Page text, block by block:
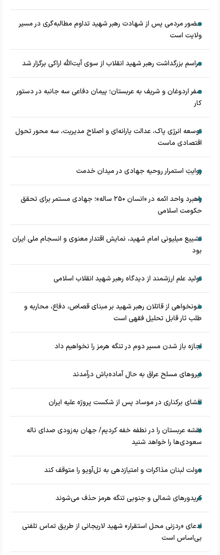
حضور مردمی پس از شهادت رهبر شهید تداوم مطالبه‌گری در مسیر
ولایت است
مراسم بزرگداشت رهبر شهید انقلاب از سوی آیت‌الله اراکی برگزار شد
سفر اردوغان و شریف به عربستان؛ پیمان دفاعی سه جانبه در دستور
کار
توسعه انرژی پاک، عدالت یارانه‌ای و اصلاح مدیریت، سه محور تحول
اقتصادی ماست
روایتِ استمرار روحیه جهادی در میدان خدمت
راهبرد واحد ائمه در «انسان ۲۵۰ ساله»؛ جهادی مستمر برای تحقق
حکومت اسلامی
تشییع میلیونی امام شهید، نمایش اقتدار معنوی و انسجام ملی ایران
بود
تولید علم ارزشمند از دیدگاه رهبر شهید انقلاب اسلامی
خونخواهی از قاتلان رهبر شهید بر مبنای قصاص، دفاع، محاربه و
طلب ثار قابل تحلیل فقهی است
اجازه باز شدن مسیر دوم در تنگه هرمز را نخواهیم داد
نیروهای مسلح عراق به حال آماده‌باش درآمدند
افشای برکناری در موساد پس از شکست پروژه علیه ایران
نقشه عربستان را در نطفه خفه کردیم/ جهان به‌زودی صدای ناله
سعودی‌ها را خواهد شنید
دولت لبنان مذاکرات و امتیازدهی به تل‌آویو را متوقف کند
کریدورهای شمالی و جنوبی تنگه هرمز حذف می‌شوند
ادعای «ردزنی محل استقرار» شهید لاریجانی از طریق تماس تلفنی
بی‌اساس است